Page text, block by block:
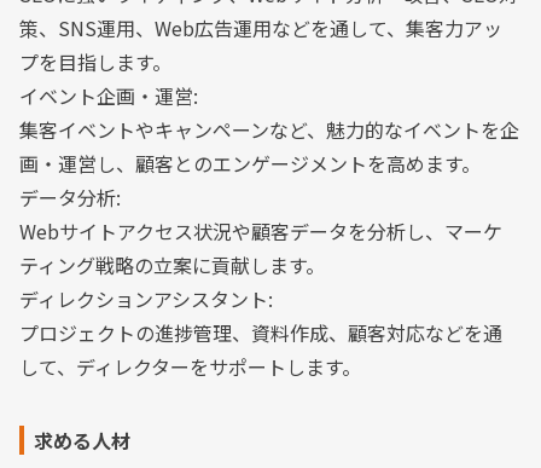
策、SNS運用、Web広告運用などを通して、集客力アッ
プを目指します。
イベント企画・運営:
集客イベントやキャンペーンなど、魅力的なイベントを企
画・運営し、顧客とのエンゲージメントを高めます。
データ分析:
Webサイトアクセス状況や顧客データを分析し、マーケ
ティング戦略の立案に貢献します。
ディレクションアシスタント:
プロジェクトの進捗管理、資料作成、顧客対応などを通
して、ディレクターをサポートします。
求める人材